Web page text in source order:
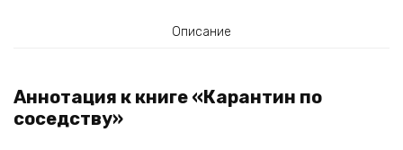
Описание
Аннотация к книге «Карантин по
соседству»